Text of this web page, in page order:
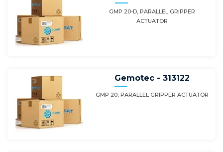
GMP 20-D, PARALLEL GRIPPER
ACTUATOR
Gemotec - 313122
GMP 20, PARALLEL GRIPPER ACTUATOR